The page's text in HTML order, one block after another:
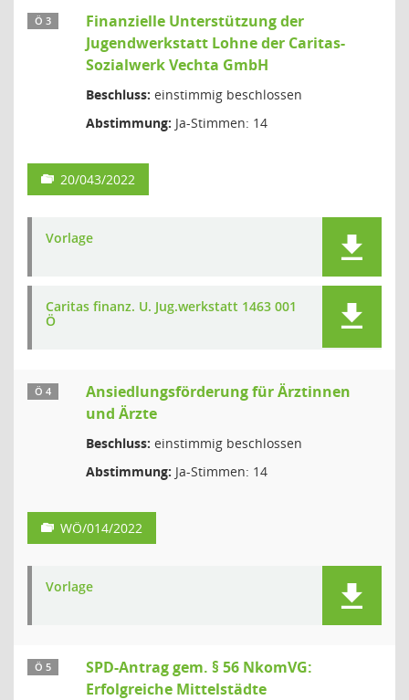
Ö 3
Finanzielle Unterstützung der
Jugendwerkstatt Lohne der Caritas-
Sozialwerk Vechta GmbH
Beschluss: einstimmig beschlossen
Abstimmung: Ja-Stimmen: 14
20/043/2022
Vorlage
Caritas finanz. U. Jug.werkstatt 1463 001
Ö
Ö 4
Ansiedlungsförderung für Ärztinnen
und Ärzte
Beschluss: einstimmig beschlossen
Abstimmung: Ja-Stimmen: 14
WÖ/014/2022
Vorlage
Ö 5
SPD-Antrag gem. § 56 NkomVG:
Erfolgreiche Mittelstädte